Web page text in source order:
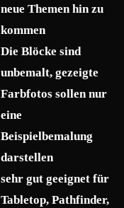
neue Themen hin zu
kommen
Die Blöcke sind
unbemalt, gezeigte
Farbfotos sollen nur
eine
Beispielbemalung
darstellen
sehr gut geeignet für
Tabletop, Pathfinder,